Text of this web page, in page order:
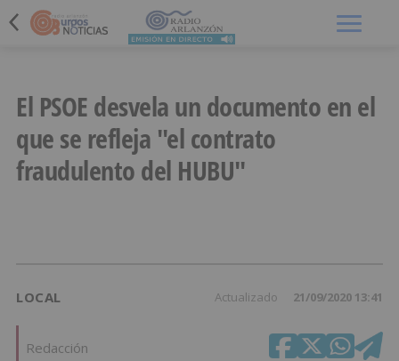
El PSOE desvela un documento en el
que se refleja "el contrato
fraudulento del HUBU"
LOCAL Actualizado 21/09/2020 13:41
Redacción